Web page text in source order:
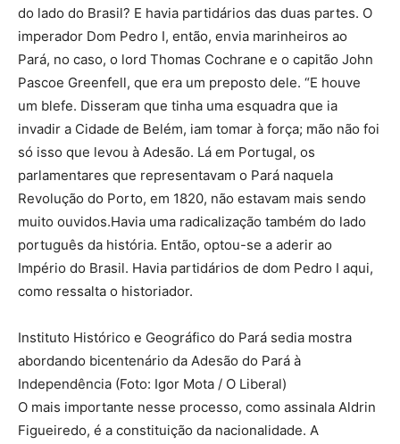
do lado do Brasil? E havia partidários das duas partes. O
imperador Dom Pedro I, então, envia marinheiros ao
Pará, no caso, o lord Thomas Cochrane e o capitão John
Pascoe Greenfell, que era um preposto dele. “E houve
um blefe. Disseram que tinha uma esquadra que ia
invadir a Cidade de Belém, iam tomar à força; mão não foi
só isso que levou à Adesão. Lá em Portugal, os
parlamentares que representavam o Pará naquela
Revolução do Porto, em 1820, não estavam mais sendo
muito ouvidos.Havia uma radicalização também do lado
português da história. Então, optou-se a aderir ao
Império do Brasil. Havia partidários de dom Pedro I aqui,
como ressalta o historiador.
Instituto Histórico e Geográfico do Pará sedia mostra
abordando bicentenário da Adesão do Pará à
Independência (Foto: Igor Mota / O Liberal)
O mais importante nesse processo, como assinala Aldrin
Figueiredo, é a constituição da nacionalidade. A